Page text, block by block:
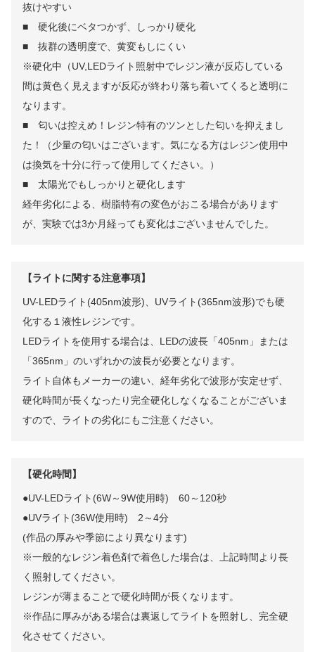
抜けやすい
■ 硬化後にベタつかず、しっかり硬化
■ 抜群の透明度で、黄変もしにくい
※硬化中（UV,LEDライト照射中でレジン液が反応している
間は黄色く見えますが反応が終わり落ち着いてくると透明に
なります。
■ 匂いは控えめ！レジン特有のツンとした匂いを抑えまし
た！（少量の匂いはございます。気になる方はレジン使用中
は換気を十分に行って使用してください。）
■ 太陽光でもしっかりと硬化します
経年劣化による、樹脂特有の変色がおこる場合があります
が、実験では3か月経っても変化はございませんでした。
【ライトに関する注意事項】
UV-LEDライト(405nm波形)、UVライト(365nm波形)でも硬
化する１液性レジンです。
LEDライトを使用する場合は、LEDの波長「405nm」または
「365nm」のいずれかの波長が必要となります。
ライト自体もメーカーの違い、経年劣化で波形が安定せず、
硬化時間が長くなったり完全硬化しなくなることがございま
すので、ライトの劣化にもご注意ください。
【硬化時間】
●UV-LEDライト(6W～9W使用時) 60～120秒
●UVライト(36W使用時) 2～4分
(作品の厚みや季節により異なります)
※一般的なレジン着色剤で着色した場合は、上記時間より長
く照射してください。
レジンが薄まることで硬化時間が長くなります。
※作品に厚みがある場合は裏返してライトを照射し、完全硬
化させてください。